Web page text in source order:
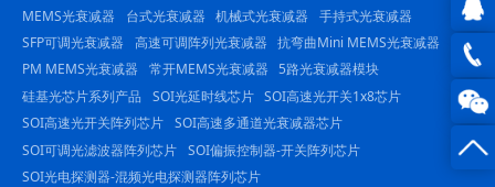
QQ在
线咨
0816
MEMS光衰减器
台式光衰减器 机械式光衰减器
手持式光衰减器
SFP可调光衰减器
高速可调阵列光衰减器 抗弯曲Mini MEMS光衰减器
PM MEMS光衰减器
常开MEMS光衰减器 5路光衰减器模块
硅基光芯片系列产品
SOI光延时线芯片 SOI高速光开关1x8芯片
SOI高速光开关阵列芯片 SOI高速多通道光衰减器芯片
SOI可调光滤波器阵列芯片 SOI偏振控制器-开关阵列芯片
SOI光电探测器-混频光电探测器阵列芯片